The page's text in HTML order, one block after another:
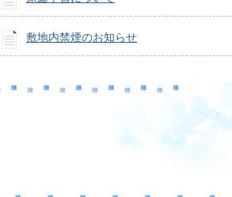
敷地内禁煙のお知らせ